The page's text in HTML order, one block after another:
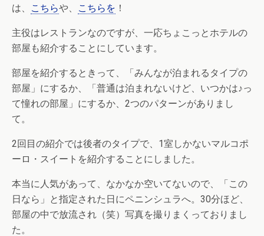
は、
こちらや、 こちらを ！
主役はレストランなのですが、一応ちょこっとホテルの
部屋も紹介することにしています。
部屋を紹介するときって、「みんなが泊まれるタイプの
部屋」にするか、「普通は泊まれないけど、いつかは♪っ
て憧れの部屋」にするか、2つのパターンがありまし
て。
2回目の紹介では後者のタイプで、1室しかないマルコポ
ーロ・スイートを紹介することにしました。
本当に人気があって、なかなか空いてないので、「この
日なら」と指定された日にペニンシュラへ。30分ほど、
部屋の中で放流され（笑）写真を撮りまくっておりまし
た。